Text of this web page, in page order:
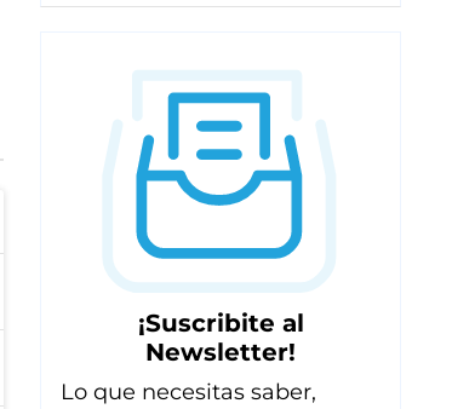
¡Suscribite al
Newsletter!
Lo que necesitas saber,